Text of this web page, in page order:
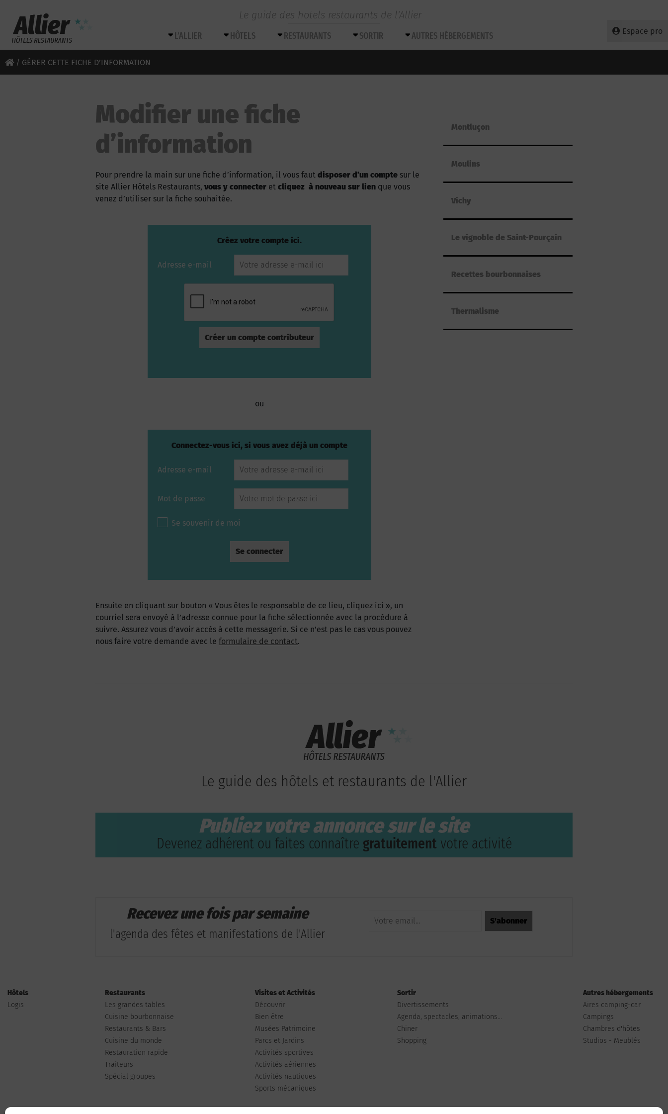
Le guide des hotels restaurants de l’Allier
Espace pro
L’ALLIER HÔTELS RESTAURANTS SORTIR AUTRES HÉBERGEMENTS
/ GÉRER CETTE FICHE D’INFORMATION
Modifier une fiche
d’information
Pour prendre la main sur une fiche d’information, il vous faut disposer d’un compte sur le
site Allier Hôtels Restaurants, vous y connecter et cliquez à nouveau sur lien que vous
venez d’utiliser sur la fiche souhaitée.
Créez votre compte ici.
Adresse e-mail
ou
Connectez-vous ici, si vous avez déjà un compte
Adresse e-mail
Mot de passe
Se souvenir de moi
Ensuite en cliquant sur bouton « Vous êtes le responsable de ce lieu, cliquez ici », un
courriel sera envoyé à l’adresse connue pour la fiche sélectionnée avec la procédure à
suivre. Assurez vous d’avoir accès à cette messagerie. Si ce n’est pas le cas vous pouvez
nous faire votre demande avec le formulaire de contact.
Montluçon
Moulins
Vichy
Le vignoble de Saint-Pourçain
Recettes bourbonnaises
Thermalisme
Le guide des hôtels et restaurants de l'Allier
Publiez votre annonce sur le site
Devenez adhérent ou faites connaître gratuitement votre activité
Recevez une fois par semaine
l'agenda des fêtes et manifestations de l'Allier
Hôtels
Logis
Restaurants
Les grandes tables
Cuisine bourbonnaise
Restaurants & Bars
Cuisine du monde
Restauration rapide
Traiteurs
Spécial groupes
Visites et Activités
Découvrir
Bien être
Musées Patrimoine
Parcs et Jardins
Activités sportives
Activités aériennes
Activités nautiques
Sports mécaniques
Sortir
Divertissements
Agenda, spectacles, animations...
Chiner
Shopping
Autres hébergements
Aires camping-car
Campings
Chambres d'hôtes
Studios - Meublés